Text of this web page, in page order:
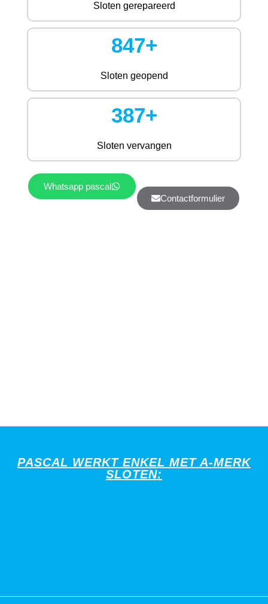
Sloten gerepareerd
847+
Sloten geopend
387+
Sloten vervangen
Whatsapp pascal
Contactformulier
PASCAL WERKT ENKEL MET A-MERK
SLOTEN: